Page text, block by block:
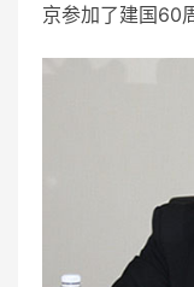
京参加了建国60